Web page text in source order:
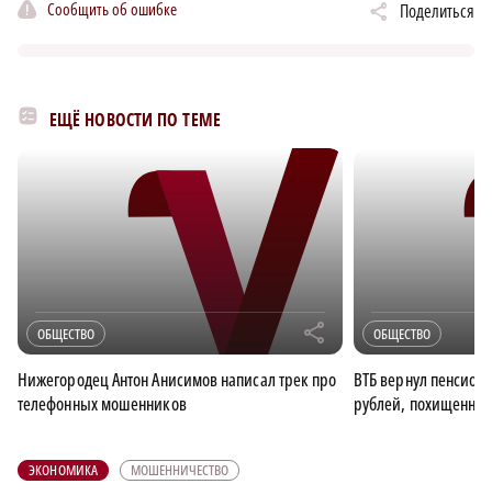
Сообщить об ошибке Поделиться
ЕЩЁ НОВОСТИ ПО ТЕМЕ
ОБЩЕСТВО r
Нижегородец Антон Анисимов написал трек про
телефонных мошенников
ОБЩЕСТВО
ВТБ вернул
рублей,
ЭКОНОМИКА МОШЕННИЧЕСТВО